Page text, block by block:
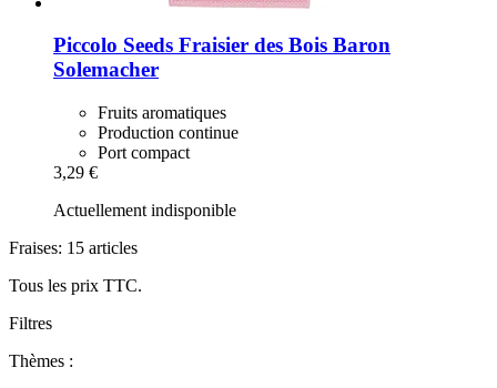
Piccolo Seeds Fraisier des Bois Baron
Solemacher
Fruits aromatiques
Production continue
Port compact
3,29 €
Actuellement indisponible
Fraises: 15 articles
Tous les prix TTC.
Filtres
Thèmes :